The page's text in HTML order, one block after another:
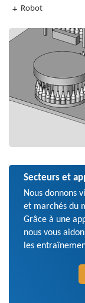
Robot
Secteurs et
Nous donnons
et marchés du
Grâce à une
nous vous
les